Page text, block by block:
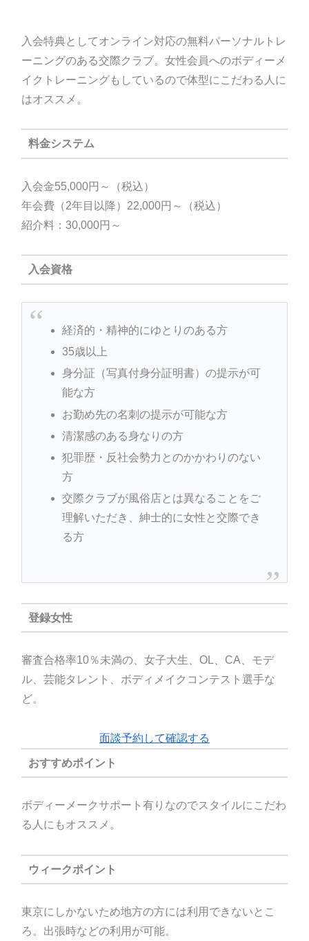
入会特典としてオンライン対応の無料パーソナルトレ
ーニングのある交際クラブ。女性会員へのボディーメ
イクトレーニングもしているので体型にこだわる人に
はオススメ。
料金システム
入会金55,000円～（税込）
年会費（2年目以降）22,000円～（税込）
紹介料：30,000円～
入会資格
経済的・精神的にゆとりのある方
35歳以上
身分証（写真付身分証明書）の提示が可
能な方
お勤め先の名刺の提示が可能な方
清潔感のある身なりの方
犯罪歴・反社会勢力とのかかわりのない
方
交際クラブが風俗店とは異なることをご
理解いただき、紳士的に女性と交際でき
る方
登録女性
審査合格率10％未満の、女子大生、OL、CA、モデ
ル、芸能タレント、ボディメイクコンテスト選手な
ど。
面談予約して確認する
おすすめポイント
ボディーメークサポート有りなのでスタイルにこだわ
る人にもオススメ。
ウィークポイント
東京にしかないため地方の方には利用できないとこ
ろ。出張時などの利用が可能。